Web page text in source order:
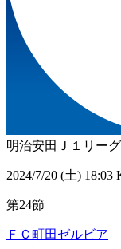
明治安田Ｊ１リーグ
2024/7/20 (土) 18:03
第24節
ＦＣ町田ゼルビア